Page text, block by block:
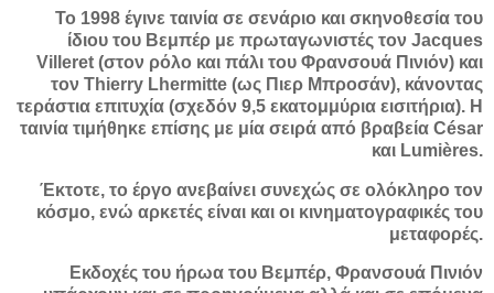
Το 1998 έγινε ταινία σε σενάριο και σκηνοθεσία του
ίδιου του Βεμπέρ με πρωταγωνιστές τον Jacques
Villeret (στον ρόλο και πάλι του Φρανσουά Πινιόν) και
τον Thierry Lhermitte (ως Πιερ Μπροσάν), κάνοντας
τεράστια επιτυχία (σχεδόν 9,5 εκατομμύρια εισιτήρια). Η
ταινία τιμήθηκε επίσης με μία σειρά από βραβεία César
και Lumières.
Έκτοτε, το έργο ανεβαίνει συνεχώς σε ολόκληρο τον
κόσμο, ενώ αρκετές είναι και οι κινηματογραφικές του
μεταφορές.
Εκδοχές του ήρωα του Βεμπέρ, Φρανσουά Πινιόν